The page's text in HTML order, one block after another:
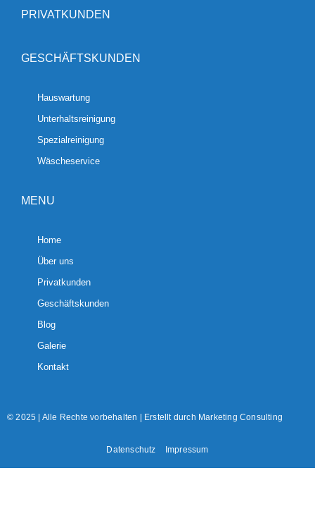
PRIVATKUNDEN
GESCHÄFTSKUNDEN
Hauswartung
Unterhaltsreinigung
Spezialreinigung
Wäscheservice
MENU
Home
Über uns
Privatkunden
Geschäftskunden
Blog
Galerie
Kontakt
© 2025 | Alle Rechte vorbehalten | Erstellt durch Marketing Consulting
Datenschutz Impressum